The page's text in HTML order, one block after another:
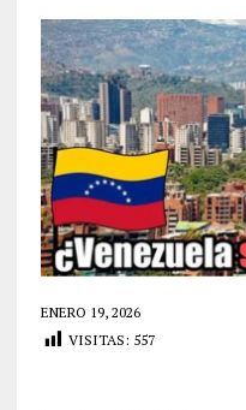
ENERO 19, 2026
VISITAS: 557